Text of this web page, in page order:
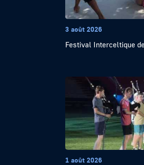
3 août 2026
Festival Interceltique
1 août 2026